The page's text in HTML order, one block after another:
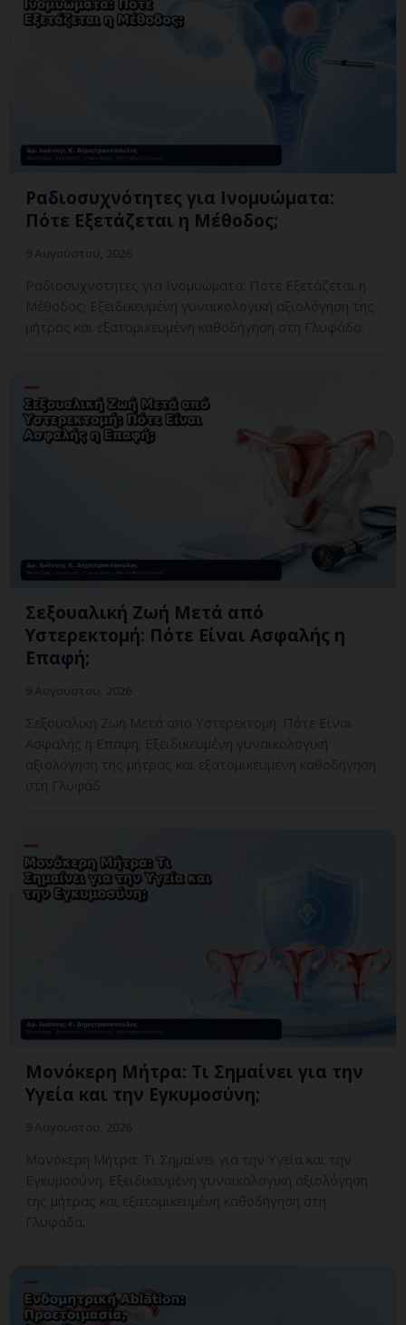
Ραδιοσυχνότητες για Ινομυώματα:
Πότε Εξετάζεται η Μέθοδος;
Ραδιοσυχνότητες για Ινομυώματα: Πότε Εξετάζεται η
Μέθοδος; Εξειδικευμένη γυναικολογική αξιολόγηση της
μήτρας και εξατομικευμένη καθοδήγηση στη Γλυφάδα.
Σεξουαλική Ζωή Μετά από
Υστερεκτομή: Πότε Είναι Ασφαλής η
Επαφή;
Σεξουαλική Ζωή Μετά από Υστερεκτομή: Πότε Είναι
Ασφαλής η Επαφή; Εξειδικευμένη γυναικολογική
αξιολόγηση της μήτρας και εξατομικευμένη καθοδήγηση
στη Γλυφάδ
Μονόκερη Μήτρα: Τι Σημαίνει για την
Υγεία και την Εγκυμοσύνη;
Μονόκερη Μήτρα: Τι Σημαίνει για την Υγεία και την
Εγκυμοσύνη; Εξειδικευμένη γυναικολογική αξιολόγηση
της μήτρας και εξατομικευμένη καθοδήγηση στη
Γλυφάδα.